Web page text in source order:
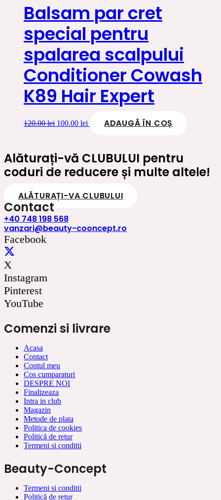
Balsam par cret
special pentru
spalarea scalpului
Conditioner Cowash
K89 Hair Expert
120.00lei Prețul
120.00 lei.
100.00 lei PrețulADAUGĂ ÎN COȘ
Alăturați-vă CLUBULUI pentru
coduri de reducere și multe altele!
ALĂTURAȚI-VA CLUBULUI
Contact
+40 748 198 568
vanzari@beauty-cooncept.ro
Facebook
X
Instagram
Pinterest
YouTube
Comenzi si livrare
Acasa
Contact
Contul meu
Cos cumparaturi
DESPRE NOI
Finalizeaza
Intra in club
Magazin
Metode de plata
Politica de cookies
Politică de retur
Termeni si conditii
Beauty-Concept
Termeni si conditii
Politică de retur